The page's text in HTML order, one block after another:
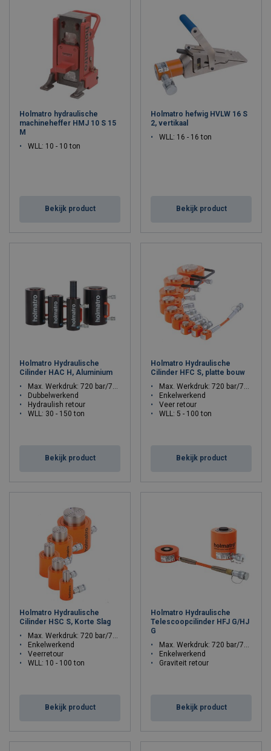
Holmatro hydraulische
machineheffer HMJ 10 S 15
M
WLL: 10 - 10 ton
Bekijk product
Holmatro hefwig HVLW 16 S
2, vertikaal
WLL: 16 - 16 ton
Bekijk product
Holmatro Hydraulische
Cilinder HAC H, Aluminium
Max. Werkdruk: 720 bar/72 Mpa
Dubbelwerkend
Hydraulish retour
WLL: 30 - 150 ton
Bekijk product
Holmatro Hydraulische
Cilinder HFC S, platte bouw
Max. Werkdruk: 720 bar/72 Mpa
Enkelwerkend
Veer retour
WLL: 5 - 100 ton
Bekijk product
Holmatro Hydraulische
Cilinder HSC S, Korte Slag
Max. Werkdruk: 720 bar/72 Mpa
Enkelwerkend
Veerretour
WLL: 10 - 100 ton
Bekijk product
Holmatro Hydraulische
Telescoopcilinder HFJ G/HJ
G
Max. Werkdruk: 720 bar/72 Mpa
Enkelwerkend
Graviteit retour
Bekijk product